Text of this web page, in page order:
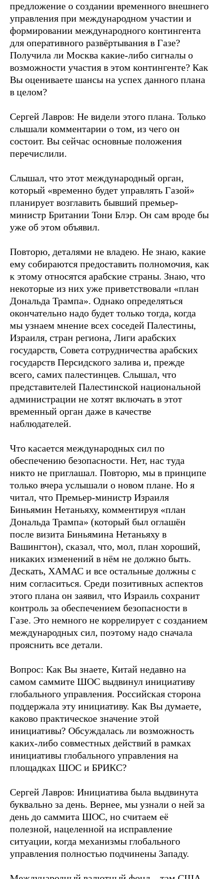
предложение о создании временного внешнего
управления при международном участии и
формировании международного контингента
для оперативного развёртывания в Газе?
Получила ли Москва какие-либо сигналы о
возможности участия в этом контингенте? Как
Вы оцениваете шансы на успех данного плана
в целом?
Сергей Лавров: Не видели этого плана. Только
слышали комментарии о том, из чего он
состоит. Вы сейчас основные положения
перечислили.
Слышал, что этот международный орган,
который «временно будет управлять Газой»
планирует возглавить бывший премьер-
министр Британии Тони Блэр. Он сам вроде бы
уже об этом объявил.
Повторю, деталями не владею. Не знаю, какие
ему собираются предоставить полномочия, как
к этому относятся арабские страны. Знаю, что
некоторые из них уже приветствовали «план
Дональда Трампа». Однако определяться
окончательно надо будет только тогда, когда
мы узнаем мнение всех соседей Палестины,
Израиля, стран региона, Лиги арабских
государств, Совета сотрудничества арабских
государств Персидского залива и, прежде
всего, самих палестинцев. Слышал, что
представителей Палестинской национальной
администрации не хотят включать в этот
временный орган даже в качестве
наблюдателей.
Что касается международных сил по
обеспечению безопасности. Нет, нас туда
никто не приглашал. Повторю, мы в принципе
только вчера услышали о новом плане. Но я
читал, что Премьер-министр Израиля
Биньямин Нетаньяху, комментируя «план
Дональда Трампа» (который был оглашён
после визита Биньямина Нетаньяху в
Вашингтон), сказал, что, мол, план хороший,
никаких изменений в нём не должно быть.
Дескать, ХАМАС и все остальные должны с
ним согласиться. Среди позитивных аспектов
этого плана он заявил, что Израиль сохранит
контроль за обеспечением безопасности в
Газе. Это немного не коррелирует с созданием
международных сил, поэтому надо сначала
прояснить все детали.
Вопрос: Как Вы знаете, Китай недавно на
самом саммите ШОС выдвинул инициативу
глобального управления. Российская сторона
поддержала эту инициативу. Как Вы думаете,
каково практическое значение этой
инициативы? Обсуждалась ли возможность
каких-либо совместных действий в рамках
инициативы глобального управления на
площадках ШОС и БРИКС?
Сергей Лавров: Инициатива была выдвинута
буквально за день. Вернее, мы узнали о ней за
день до саммита ШОС, но считаем её
полезной, нацеленной на исправление
ситуации, когда механизмы глобального
управления полностью подчинены Западу.